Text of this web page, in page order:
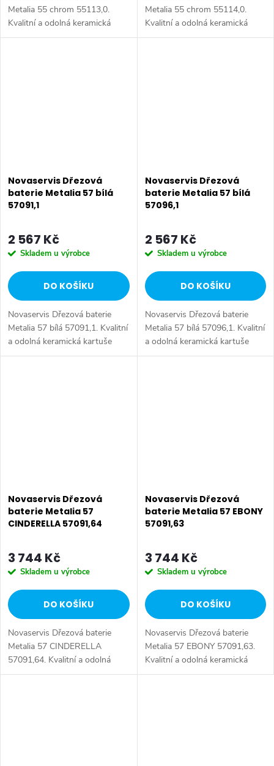
Metalia 55 chrom 55113,0.
Kvalitní a odolná keramická
kartuše KEROX 35 mm s
Metalia 55 chrom 55114,0.
Kvalitní a odolná keramická
kartuše KEROX 35 mm s
Novaservis Dřezová
baterie Metalia 57 bílá
57091,1
2 567 Kč
Skladem u výrobce
DO KOŠÍKU
Novaservis Dřezová baterie
Metalia 57 bílá 57091,1. Kvalitní
a odolná keramická kartuše
KEROX 35 mm s prodlouženou
Novaservis Dřezová
baterie Metalia 57 bílá
57096,1
2 567 Kč
Skladem u výrobce
DO KOŠÍKU
Novaservis Dřezová baterie
Metalia 57 bílá 57096,1. Kvalitní
a odolná keramická kartuše
KEROX 35 mm s prodlouženou
Novaservis Dřezová
baterie Metalia 57
CINDERELLA 57091,64
3 744 Kč
Skladem u výrobce
DO KOŠÍKU
Novaservis Dřezová baterie
Metalia 57 CINDERELLA
57091,64. Kvalitní a odolná
keramická kartuše KEROX 35
Novaservis Dřezová
baterie Metalia 57 EBONY
57091,63
3 744 Kč
Skladem u výrobce
DO KOŠÍKU
Novaservis Dřezová baterie
Metalia 57 EBONY 57091,63.
Kvalitní a odolná keramická
kartuše KEROX 35 mm s